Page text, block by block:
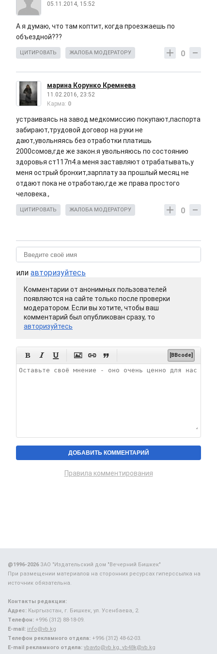
05.11.2014, 15:52
А я думаю, что там коптит, когда проезжаешь по
объездной???
0
ЦИТИРОВАТЬ ЖАЛОБА МОДЕРАТОРУ
марина Корунко Кремнева
11.02.2016, 23:52
Карма: 0
устраиваясь на завод медкомиссию покупают,паспорта
забирают,трудовой договор на руки не
дают,увольняясь без отработки платишь
2000сомов,где же закон.я увольняюсь по состоянию
здоровья ст117п4.а меня заставляют отрабатывать,у
меня острый бронхит,зарплату за прошлый месяц не
отдают пока не отработаю,где же права простого
человека.,
0
ЦИТИРОВАТЬ ЖАЛОБА МОДЕРАТОРУ
или авторизуйтесь
Комментарии от анонимных пользователей
появляются на сайте только после проверки
модератором. Если вы хотите, чтобы ваш
комментарий был опубликован сразу, то
авторизуйтесь
      [BBcode]
Правила комментирования
@1996-2026ЗАО "Издательский дом "Вечерний Бишкек"
При размещении материалов на сторонних ресурсах гиперссылка на
источник обязательна.
Контакты редакции:
Адрес: Кыргызстан, г. Бишкек, ул. Усенбаева, 2.
Телефон: +996 (312) 88-18-09.
E-mail: info@vb.kg
Телефон рекламного отдела: +996 (312) 48-62-03.
E-mail рекламного отдела: vbavto@vb.kg, vb48k@vb.kg